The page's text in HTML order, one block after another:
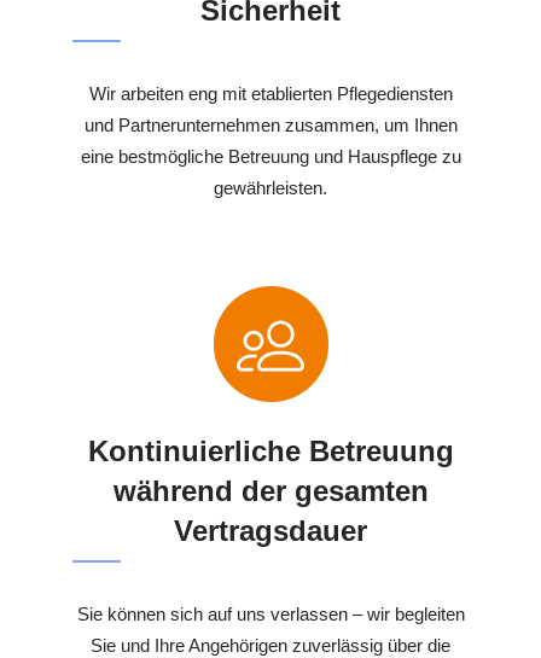
Sicherheit
Wir arbeiten eng mit etablierten Pflegediensten
und Partnerunternehmen zusammen, um Ihnen
eine bestmögliche Betreuung und Hauspflege zu
gewährleisten.
Kontinuierliche Betreuung
während der gesamten
Vertragsdauer
Sie können sich auf uns verlassen – wir begleiten
Sie und Ihre Angehörigen zuverlässig über die